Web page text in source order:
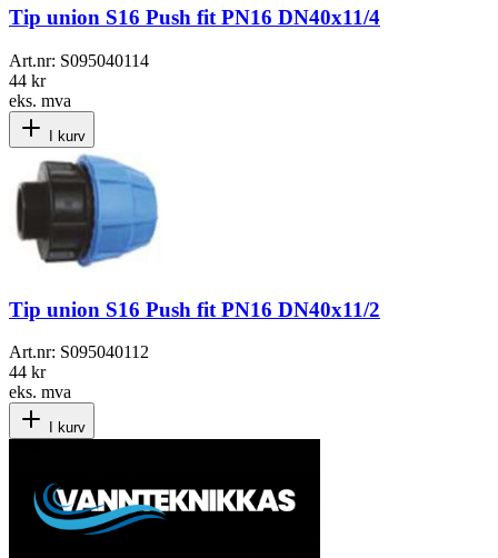
Tip union S16 Push fit PN16 DN40x11/4
Art.nr: S095040114
44 kr
eks. mva
I kurv
Tip union S16 Push fit PN16 DN40x11/2
Art.nr: S095040112
44 kr
eks. mva
I kurv